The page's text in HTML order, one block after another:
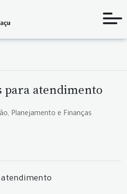
para atendimento
Planejamento e Finanças